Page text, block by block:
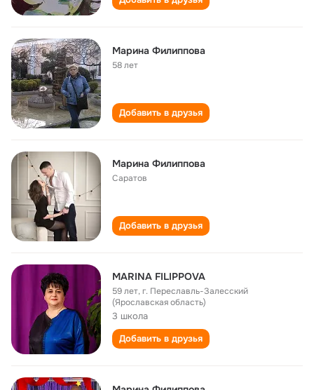
Марина Филиппова
58 лет
Добавить в друзья
Марина Филиппова
Саратов
Добавить в друзья
MARINA FILIPPOVA
59 лет,г. Переславль-Залесский
(Ярославская область)
3 школа
Добавить в друзья